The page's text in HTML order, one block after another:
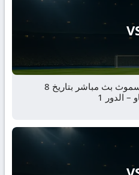
مباراة وست هام يونايتد و بورتسموث بث مباشر بتاريخ 8